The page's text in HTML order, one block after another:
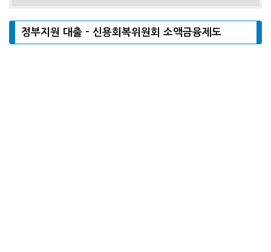
정부지원 대출 – 신용회복위원회 소액금융제도